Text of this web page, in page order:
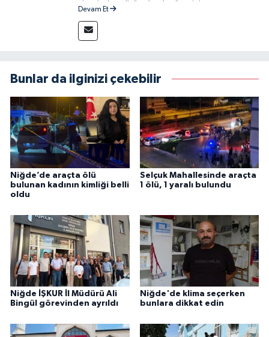
sitesinde editör olarak görevini
Devam Et
Bunlar da ilginizi çekebilir
Niğde’de araçta ölü
bulunan kadının kimliği belli
oldu
Selçuk Mahallesinde araçta
1 ölü, 1 yaralı bulundu
Niğde İŞKUR İl Müdürü Ali
Bingül görevinden ayrıldı
Niğde'de klima seçerken
bunlara dikkat edin